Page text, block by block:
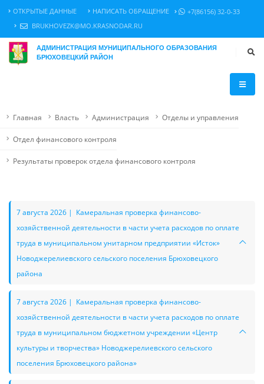
ОТКРЫТЫЕ ДАННЫЕ НАПИСАТЬ ОБРАЩЕНИЕ
+7(86156) 32-0-33
BRUKHOVEZK@MO.KRASNODAR.RU
АДМИНИСТРАЦИЯ МУНИЦИПАЛЬНОГО ОБРАЗОВАНИЯ
БРЮХОВЕЦКИЙ РАЙОН
Главная Власть Администрация Отделы и управления
Отдел финансового контроля
Результаты проверок отдела финансового контроля
7 августа 2026 | Камеральная проверка финансово-
хозяйственной деятельности в части учета расходов по оплате
труда в муниципальном унитарном предприятии «Исток»
Новоджерелиевского сельского поселения Брюховецкого
района
7 августа 2026 | Камеральная проверка финансово-
хозяйственной деятельности в части учета расходов по оплате
труда в муниципальном бюджетном учреждении «Центр
культуры и творчества» Новоджерелиевского сельского
поселения Брюховецкого района»